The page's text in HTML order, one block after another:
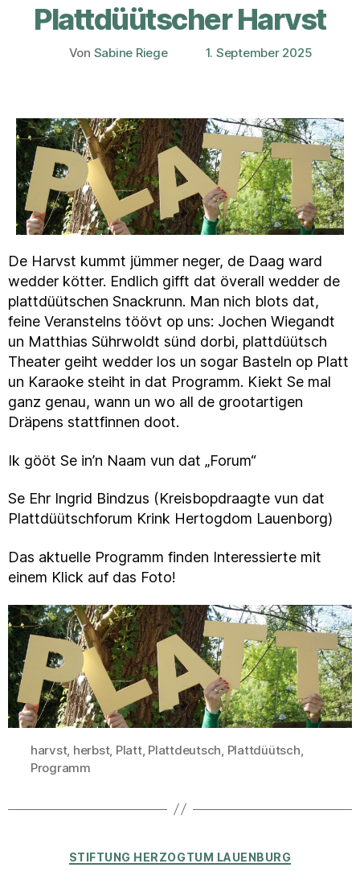
Plattdüütscher Harvst
Beitragsautor
Von Sabine Riege Veröffentlichungsdatum
1. September 2025
De Harvst kummt jümmer neger, de Daag ward
wedder kötter. Endlich gifft dat överall wedder de
plattdüütschen Snackrunn. Man nich blots dat,
feine Veranstelns töövt op uns: Jochen Wiegandt
un Matthias Sührwoldt sünd dorbi, plattdüütsch
Theater geiht wedder los un sogar Basteln op Platt
un Karaoke steiht in dat Programm. Kiekt Se mal
ganz genau, wann un wo all de grootartigen
Dräpens stattfinnen doot.
Ik gööt Se in’n Naam vun dat „Forum“
Se Ehr Ingrid Bindzus (Kreisbopdraagte vun dat
Plattdüütschforum Krink Hertogdom Lauenborg)
Das aktuelle Programm finden Interessierte mit
einem Klick auf das Foto!
Schlagwörter
harvst, herbst, Platt, Plattdeutsch Plattdüütsch
Programm
Kategorien
STIFTUNG HERZOGTUM LAUENBURG